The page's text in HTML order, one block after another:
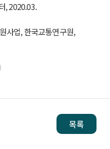
, 2020.03.
사업, 한국교통연구원,
목록